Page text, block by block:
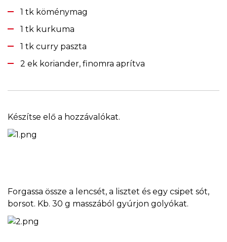
1 tk köménymag
1 tk kurkuma
1 tk curry paszta
2 ek koriander, finomra aprítva
Készítse elő a hozzávalókat.
Forgassa össze a lencsét, a lisztet és egy csipet sót,
borsot. Kb. 30 g masszából gyúrjon golyókat.